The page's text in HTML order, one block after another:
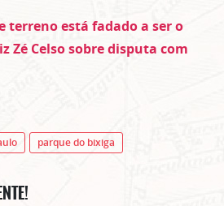
terreno está fadado a ser o
Zé Celso sobre disputa com
parque do bixiga